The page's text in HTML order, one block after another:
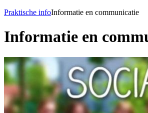
Praktische infoInformatie en communicatie
Informatie en